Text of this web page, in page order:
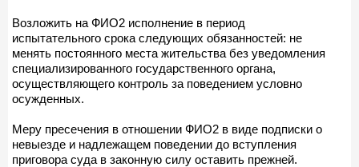
Возложить на ФИО2 исполнение в период
испытательного срока следующих обязанностей: не
менять постоянного места жительства без уведомления
специализированного государственного органа,
осуществляющего контроль за поведением условно
осужденных.
Меру пресечения в отношении ФИО2 в виде подписки о
невыезде и надлежащем поведении до вступления
приговора суда в законную силу оставить прежней.